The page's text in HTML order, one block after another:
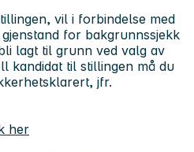
vil i forbindelse med
for bakgrunnssjekk
lagt til grunn ved valg av
kandidat til stillingen må du
jfr.
her